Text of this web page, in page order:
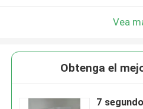
Vea
Obtenga el
7